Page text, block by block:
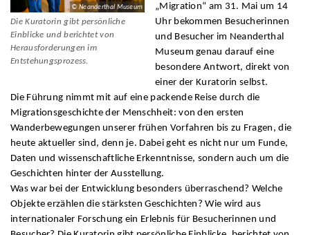
© Neanderthal Museum
Die Kuratorin gibt persönliche
Einblicke und berichtet von
Herausforderungen im
Entstehungsprozess.
„Migration“ am 31. Mai um 14
Uhr bekommen Besucherinnen
und Besucher im Neanderthal
Museum genau darauf eine
besondere Antwort, direkt von
einer der Kuratorin selbst.
Die Führung nimmt mit auf eine packende Reise durch die
Migrationsgeschichte der Menschheit: von den ersten
Wanderbewegungen unserer frühen Vorfahren bis zu Fragen, die
heute aktueller sind, denn je. Dabei geht es nicht nur um Funde,
Daten und wissenschaftliche Erkenntnisse, sondern auch um die
Geschichten hinter der Ausstellung.
Was war bei der Entwicklung besonders überraschend? Welche
Objekte erzählen die stärksten Geschichten? Wie wird aus
internationaler Forschung ein Erlebnis für Besucherinnen und